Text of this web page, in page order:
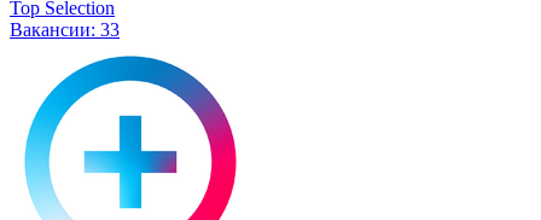
Top Selection
Вакансии: 33